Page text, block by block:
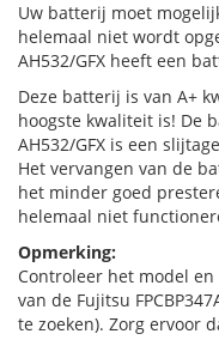
Uw batterij moet
helemaal niet wordt
AH532/GFX heeft een
Deze batterij is van A+
hoogste kwaliteit is! De
AH532/GFX is een
Het vervangen van de
het minder goed
helemaal niet
Opmerking:
Controleer het model
van de Fujitsu
te zoeken). Zorg ervoor